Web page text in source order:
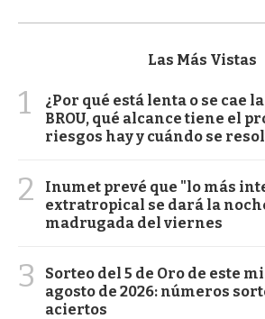
Las Más Vistas
1
¿Por qué está lenta o se cae
BROU, qué alcance tiene el
riesgos hay y cuándo se
2
Inumet prevé que "lo más
extratropical se dará la
madrugada del viernes
3
Sorteo del 5 de Oro de este
agosto de 2026: números
aciertos